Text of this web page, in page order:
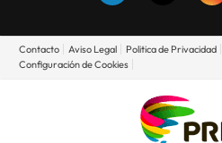
Contacto Aviso Legal Politica de Privacidad
Configuración de Cookies